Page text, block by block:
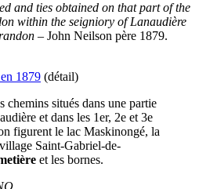
and ties obtained on that part of the
within the seigniory of Lanaudière
– John Neilson père 1879.
1879 (détail)
chemins situés dans une partie
et dans les 1er, 2e et 3e
figurent le lac Maskinongé, la
Saint-Gabriel-de-
et les bornes.